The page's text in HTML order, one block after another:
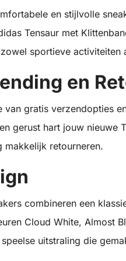
en stijlvolle
Tensaur met
sportieve activiteiten
en
van gratis verzendopties
gerust hart jouw nieuwe
makkelijk retourneren.
combineren een
Cloud White, Almost
uitstraling die